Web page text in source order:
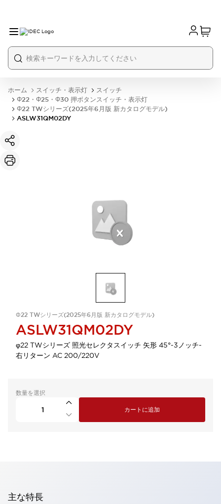
ホーム スイッチ・表示灯
スイッチ
Φ22・Φ25・Φ30 押ボタンスイッチ・表示灯
Φ22 TWシリーズ(2025年6月版 新カタログモデル)
ASLW31QM02DY
Φ22 TWシリーズ(2025年6月版 新カタログモデル)
ASLW31QM02DY
φ22 TWシリーズ 照光セレクタスイッチ 矢形 45°-3ノッチ-
右リターン AC 200/220V
数量を選択
カートに追加
主な特長